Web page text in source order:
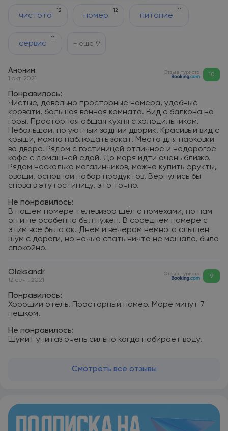
чистота
12
номер
12
питание
11
сервис
11
+ еще 9
Аноним
1 окт. 2021
Отзыв туриста 10
Понравилось:
Чистые, довольно просторные номера, удобные
кровати, большая ванная комната. Вид с балкона на
горы. Просторная общая кухня с холодильником.
Небольшой, но уютный задний дворик. Красивый вид с
крыши, можно наблюдать закат. Место для парковки
во дворе. Рядом с гостиницей отличное и недорогое
кафе с домашней едой. До моря идти очень близко.
Рядом несколько магазинчиков, можно купить фрукты,
овощи, основной набор продуктов. Вернулись бы
снова в эту гостиницу, это точно.
Не понравилось:
В нашем номере телевизор шёл с помехами, но нам
он и не особенно был нужен. В соседнем номере с
этим все было ок. Днем и вечером немного слышен
шум с дороги, но ночью спать ничто не мешало, было
спокойно.
Oleksandr
12 сент. 2021
Отзыв туриста 9
Понравилось:
Хороший отель. Просторный номер. Море минут 7
пешком.
Не понравилось:
Шумит унитаз очень сильно когда набирает воду.
Смотреть все отзывы